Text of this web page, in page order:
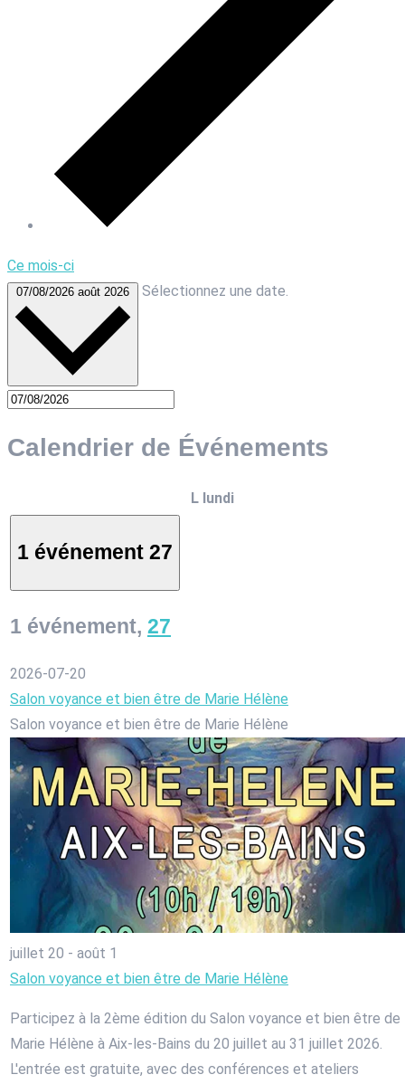
Ce mois-ci
07/08/2026 août 2026 Sélectionnez une date.
Calendrier de Événements
L lundi
1 événement 27
1 événement, 27
2026-07-20
Salon voyance et bien être de Marie Hélène
Salon voyance et bien être de Marie Hélène
juillet 20 - août 1
Salon voyance et bien être de Marie Hélène
Participez à la 2ème édition du Salon voyance et bien être de
Marie Hélène à Aix-les-Bains du 20 juillet au 31 juillet 2026.
L'entrée est gratuite, avec des conférences et ateliers